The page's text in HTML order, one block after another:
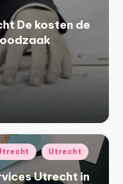
De kosten de
Utrecht
Utrecht in